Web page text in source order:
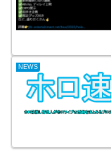
NEWS